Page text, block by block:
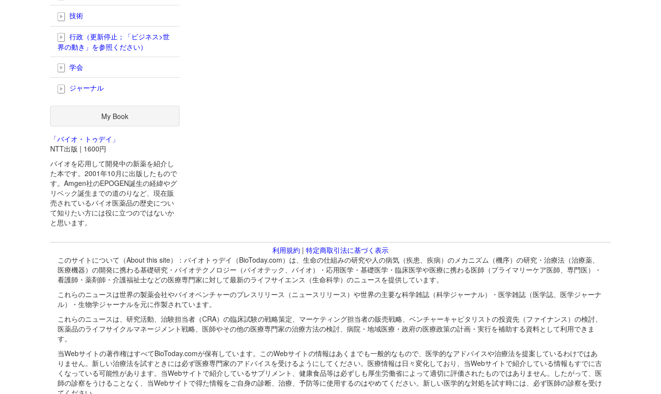
技術
行政（更新停止；「ビジネス>世
界の動き」を参照ください）
学会
ジャーナル
My Book
「バイオ・トゥデイ」
NTT出版 | 1600円
バイオを応用して開発中の新薬を紹介し
た本です。2001年10月に出版したもので
す。Amgen社のEPOGEN誕生の経緯やグ
リベック誕生までの道のりなど、現在販
売されているバイオ医薬品の歴史につい
て知りたい方には役に立つのではないか
と思います。
利用規約 | 特定商取引法に基づく表示
このサイトについて（About this site）：バイオトゥデイ（BioToday.com）は、生命の仕組みの研究や人の病気（疾患、疾病）のメカニズム（機序）の研究・治療法（治療薬、
医療機器）の開発に携わる基礎研究・バイオテクノロジー（バイオテック、バイオ）・応用医学・基礎医学・臨床医学や医療に携わる医師（プライマリーケア医師、専門医）・
看護師・薬剤師・介護福祉士などの医療専門家に対して最新のライフサイエンス（生命科学）のニュースを提供しています。
これらのニュースは世界の製薬会社やバイオベンチャーのプレスリリース（ニュースリリース）や世界の主要な科学雑誌（科学ジャーナル）・医学雑誌（医学誌、医学ジャーナ
ル）・生物学ジャーナルを元に作製されています。
これらのニュースは、研究活動、治験担当者（CRA）の臨床試験の戦略策定、マーケティング担当者の販売戦略、ベンチャーキャピタリストの投資先（ファイナンス）の検討、
医薬品のライフサイクルマネージメント戦略、医師やその他の医療専門家の治療方法の検討、病院・地域医療・政府の医療政策の計画・実行を補助する資料として利用できま
す。
当Webサイトの著作権はすべてBioToday.comが保有しています。このWebサイトの情報はあくまでも一般的なもので、医学的なアドバイスや治療法を提案しているわけではあ
りません。新しい治療法を試すときには必ず医療専門家のアドバイスを受けるようにしてください。医療情報は日々変化しており、当Webサイトで紹介している情報もすでに古
くなっている可能性があります。当Webサイトで紹介しているサプリメント、健康食品等は必ずしも厚生労働省によって適切に評価されたものではありません。したがって、医
師の診察をうけることなく、当Webサイトで得た情報をご自身の診断、治療、予防等に使用するのはやめてください。新しい医学的な対処を試す時には、必ず医師の診察を受け